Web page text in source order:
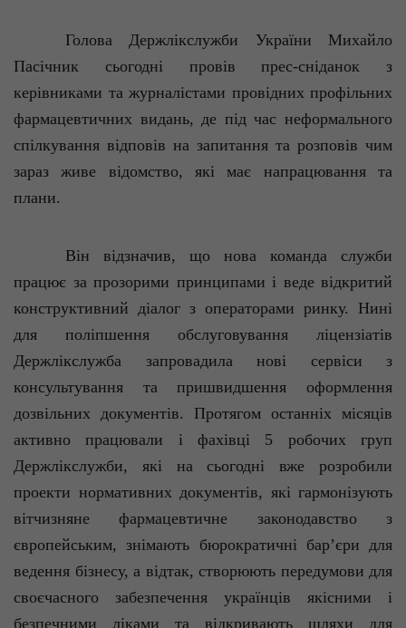
ГоловаДержлікслужби України Михайло
Пасічник сьогодні провів прес-сніданок з
керівниками та журналістами провідних профільних
фармацевтичних видань, де під час неформального
спілкування відповів на запитання та розповів чим
зараз живе відомство, які має напрацювання та
плани.
Він відзначив, що нова команда служби
працює за прозорими принципами і веде відкритий
конструктивний діалог з операторами ринку. Нині
для поліпшення обслуговування ліцензіатів
Держлікслужба запровадила нові сервіси з
консультування та пришвидшення оформлення
дозвільних документів. Протягом останніх місяців
активно працювали і фахівці 5 робочих груп
Держлікслужби, які на сьогодні вже розробили
проекти нормативних документів, які гармонізують
вітчизняне фармацевтичне законодавство з
європейським, знімають бюрократичні бар’єри для
ведення бізнесу, а відтак, створюють передумови для
своєчасного забезпечення українців якісними і
безпечними ліками та відкривають шляхи для